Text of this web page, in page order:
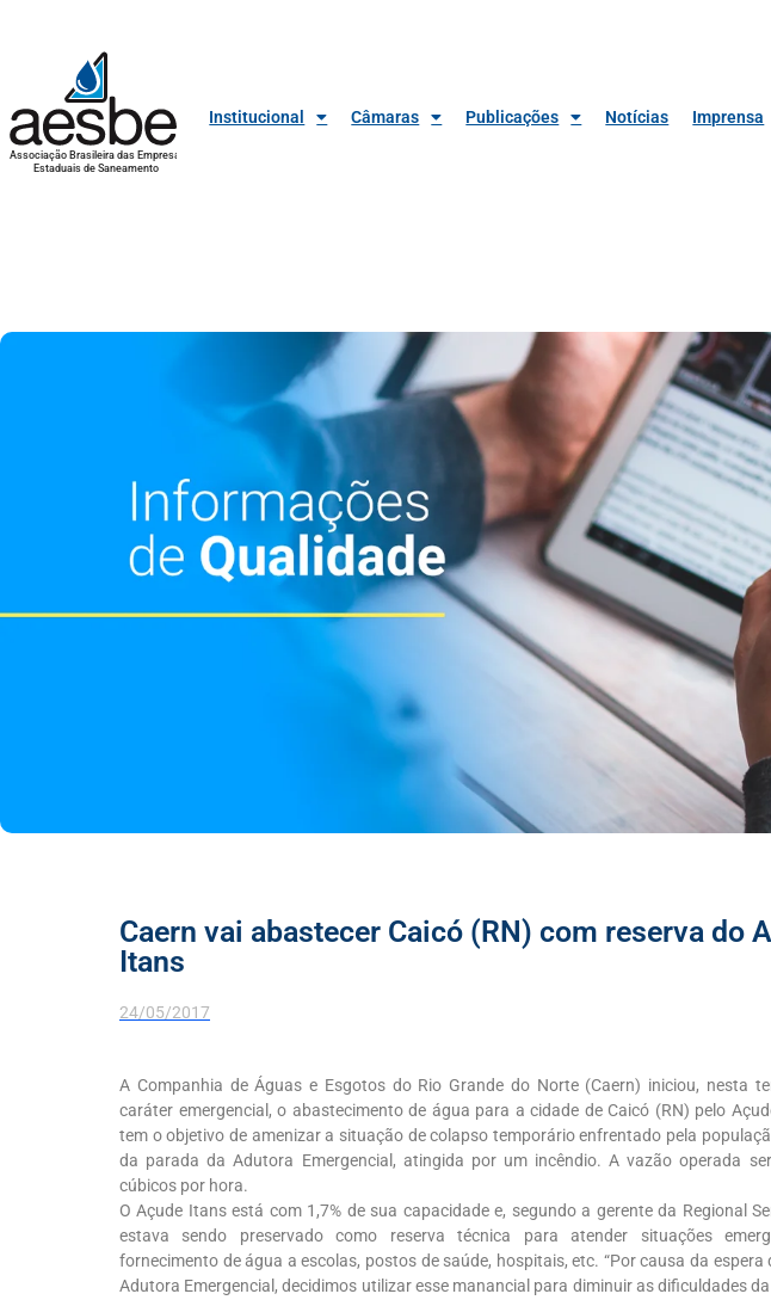
Associação Brasileira das Empresas
Estaduais de Saneamento
Institucional Câmaras Publicações Notícias Imprensa
Caern vai abastecer Caicó (RN) com reserva do
Itans
24/05/2017
A Companhia de Águas e Esgotos do Rio Grande do Norte (Caern) iniciou, nesta
caráter emergencial, o abastecimento de água para a cidade de Caicó (RN) pelo
tem o objetivo de amenizar a situação de colapso temporário enfrentado pela
da parada da Adutora Emergencial, atingida por um incêndio. A vazão operada
cúbicos por hora.
O Açude Itans está com 1,7% de sua capacidade e, segundo a gerente da Regional
estava sendo preservado como reserva técnica para atender situações
fornecimento de água a escolas, postos de saúde, hospitais, etc. “Por causa da espera
Adutora Emergencial, decidimos utilizar esse manancial para diminuir as dificuldades